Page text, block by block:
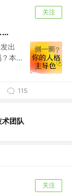
关注
出
本...
115
术团队
关注